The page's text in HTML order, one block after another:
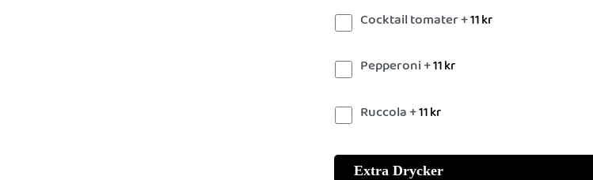
Cocktail tomater +11kr
Pepperoni +11kr
Ruccola +11kr
Extra Drycker